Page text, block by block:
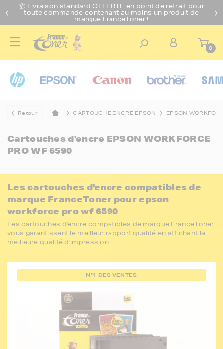
📦 Livraison standard OFFERTE en point de retrait pour
toute commande contenant au moins un produit de
marque FranceToner !
0
Retour CARTOUCHE ENCRE EPSON EPSON
Cartouches d'encre EPSON WORKFORCE
PRO WF 6590
Les cartouches d'encre compatibles de
marque FranceToner pour epson
workforce pro wf 6590
Les cartouches d'encre compatibles de marque FranceToner
vous garantissent le meilleur rapport qualité en affichant la
meilleure qualité d'impression
N°1 DES VENTES